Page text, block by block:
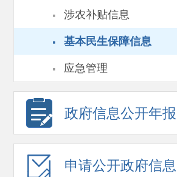
· 涉农补贴信息
· 基本民生保障信息
· 应急管理
政府信息公开年报
申请公开政府信息